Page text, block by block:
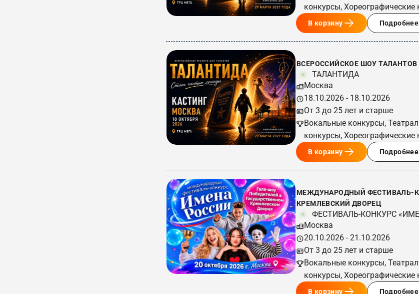
конкурсы, Хореографические
В корзину Подробнее
ВСЕРОССИЙСКОЕ ШОУ ТАЛАНТОВ
ТАЛАНТИДА
Москва
18.10.2026 - 18.10.2026
От 3 до 25 лет и старше
Вокальные конкурсы,
конкурсы, Хореографические
В корзину Подробнее
МЕЖДУНАРОДНЫЙ ФЕСТИВАЛЬ-
КРЕМЛЕВСКИЙ ДВОРЕЦ
ФЕСТИВАЛЬ-КОНКУРС
Москва
20.10.2026 - 21.10.2026
От 3 до 25 лет и старше
Вокальные конкурсы,
конкурсы, Хореографические
В корзину Подробнее